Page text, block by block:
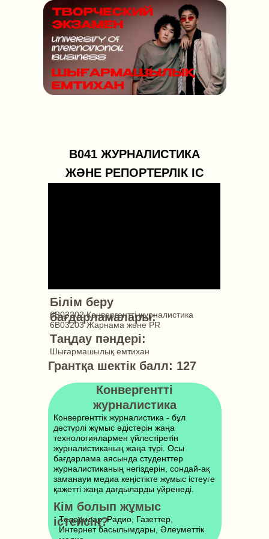
B041 ЖУРНАЛИСТИКА
ЖӘНЕ РЕПОРТЕРЛІК ІС
Білім беру
бағдарламалары:
6B03202 Конвергентті журналистика
6B03203 Жарнама және PR
Таңдау пәндері:
Шығармашылық емтихан
Конвергентті
журналистика
Конвергенттік журналистика - бұл
дәстүрлі жұмыс әдістерін жаңа
технологиялармен үйлестіретін
журналистиканың жаңа түрі. Осы
бағдарлама аясында студенттер
журналистиканың негіздерін, сондай-ақ
заманауи медиа кеңістікте жұмыс істеуге
қажетті жаңа дағдыларды үйренеді.
Теледидар, Радио, Газеттер,
Интернет басылымдары, Әлеуметтік
Кім болып жұмыс
істейсің?
Грантқа шектік балл: 127